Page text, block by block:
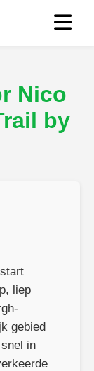
Nico
by
liep
gebied
in